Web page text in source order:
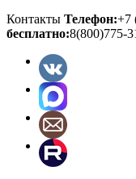
Контакты Телефон:+7
бесплатно:8(800)775-